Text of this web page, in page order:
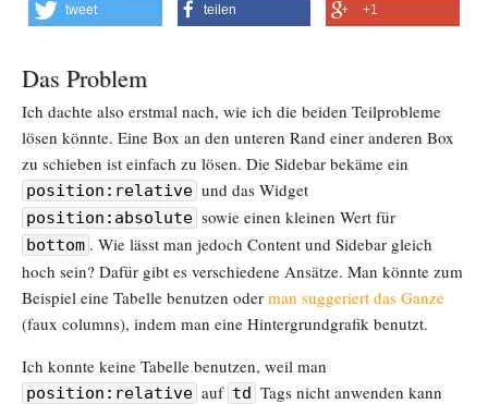
tweet teilen +1
Das Problem
Ich dachte also erstmal nach, wie ich die beiden Teilprobleme
lösen könnte. Eine Box an den unteren Rand einer anderen Box
zu schieben ist einfach zu lösen. Die Sidebar bekäme ein
position:relative und das Widget
position:absolute sowie einen kleinen Wert für
bottom . Wie lässt man jedoch Content und Sidebar gleich
hoch sein? Dafür gibt es verschiedene Ansätze. Man könnte zum
Beispiel eine Tabelle benutzen oder man suggeriert das Ganze
(faux columns), indem man eine Hintergrundgrafik benutzt.
Ich konnte keine Tabelle benutzen, weil man
position:relative auf td Tags nicht anwenden kann